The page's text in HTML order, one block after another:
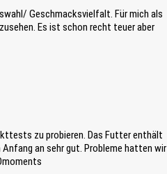
Geschmacksvielfalt. Für mich als
Es ist schon recht teuer aber
zu probieren. Das Futter enthält
an sehr gut. Probleme hatten wir